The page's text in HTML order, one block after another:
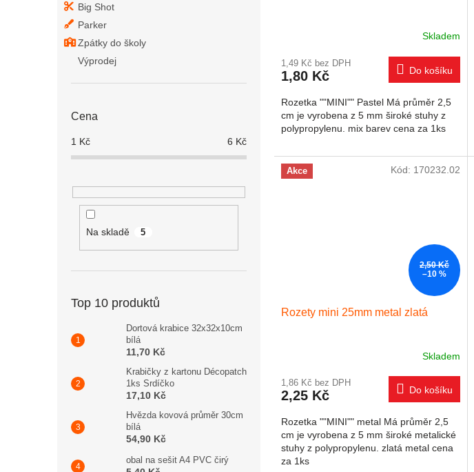
Big Shot
Parker
Zpátky do školy
Výprodej
Cena
1 Kč 6 Kč
Na skladě 5
Top 10 produktů
Dortová krabice 32x32x10cm
bílá
11,70 Kč
Krabičky z kartonu Décopatch
1ks Srdíčko
17,10 Kč
Hvězda kovová průměr 30cm
bílá
54,90 Kč
obal na sešit A4 PVC čirý
Skladem
1,49 Kč bez DPH
1,80 Kč Do košíku
Rozetka ""MINI"" Pastel Má průměr 2,5
cm je vyrobena z 5 mm široké stuhy z
polypropylenu. mix barev cena za 1ks
Akce
2,50 Kč
–10 %
Rozety mini 25mm metal zlatá
Skladem
1,86 Kč bez DPH
2,25 Kč Do košíku
Rozetka ""MINI"" metal Má průměr 2,5
cm je vyrobena z 5 mm široké metalické
stuhy z polypropylenu. zlatá metal cena
za 1ks
Kód: 170232.02